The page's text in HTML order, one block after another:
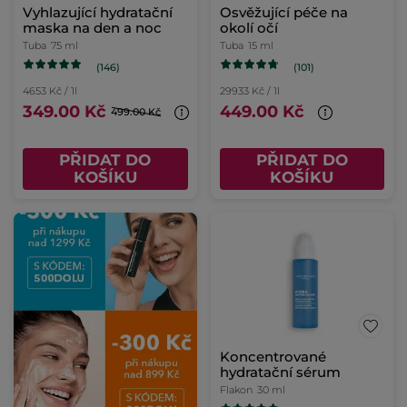
Vyhlazující hydratační
maska na den a noc
Tuba 75 ml
(146)
4653 Kč / 1l
349.00 Kč 499.00 Kč
PŘIDAT DO
KOŠÍKU
Osvěžující péče na
okolí očí
Tuba 15 ml
(101)
29933 Kč / 1l
449.00 Kč
PŘIDAT DO
KOŠÍKU
Koncentrované
hydratační sérum
Flakon 30 ml